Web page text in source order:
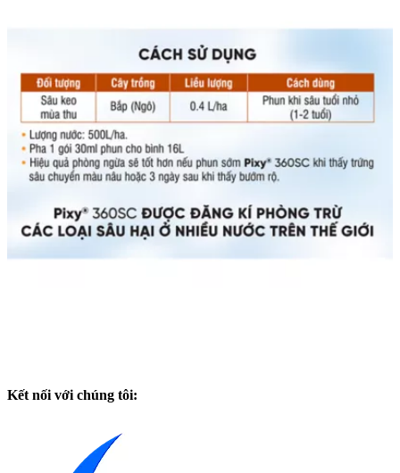
Kết nối với chúng tôi: